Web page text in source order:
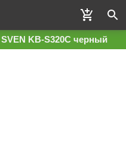
KB-S320C черный